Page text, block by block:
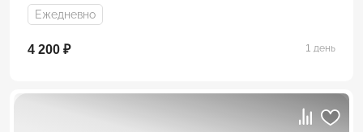
Ежедневно
4 200 ₽ 1 день